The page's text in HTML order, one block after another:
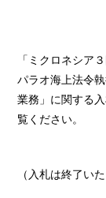
「ミクロネシア
パラオ海上法令
業務」に関する
覧ください。
（入札は終了い